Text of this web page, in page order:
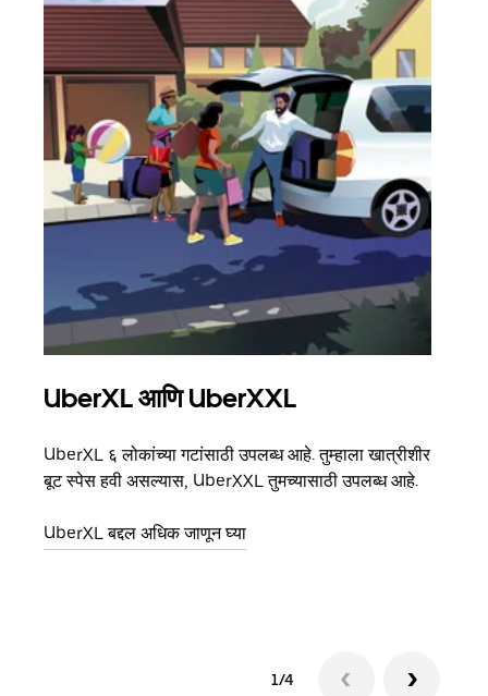
UberXL आणि UberXXL
UberXL ६ लोकांच्या गटांसाठी उपलब्ध आहे. तुम्हाला खात्रीशीर
बूट स्पेस हवी असल्यास, UberXXL तुमच्यासाठी उपलब्ध आहे.
UberXL बद्दल अधिक जाणून घ्या
1/4